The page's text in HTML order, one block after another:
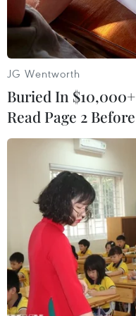
Ảnh minh
Theo phóng viên
động và Phúc lợi
sẽ hỗ trợ tài chính
sức khỏe nghiêm
JG Wentworth
Buried In
Read Page 2